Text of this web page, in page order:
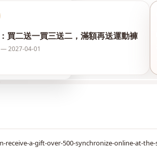
買二送一買三送二，滿額再送運動褲
2027-04-01